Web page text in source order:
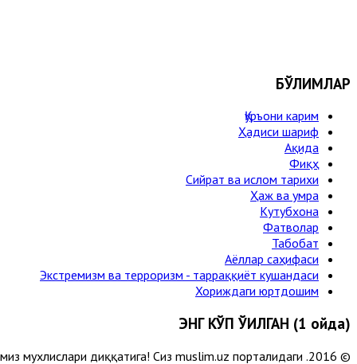
БЎЛИМЛАР
Қуръони карим
Ҳадиси шариф
Ақида
Фиқҳ
Сийрат ва ислом тарихи
Ҳаж ва умра
Кутубхона
Фатволар
Табобат
Аёллар саҳифаси
Экстремизм ва терроризм - тарраққиёт кушандаси
Хориждаги юртдошим
ЭНГ КЎП ЎҚИЛГАН (1 ойда)
мухлислари диққатига! Сиз muslim.uz порталидаги